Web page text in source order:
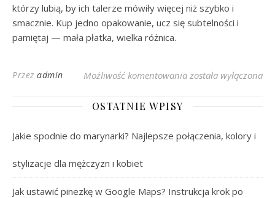
którzy lubią, by ich talerze mówiły więcej niż szybko i
smacznie. Kup jedno opakowanie, ucz się subtelności i
pamiętaj — mała płatka, wielka różnica.
Przez admin Możliwość komentowania Sól Maldon: Sekrety
została wyłączona
OSTATNIE WPISY
Jakie spodnie do marynarki? Najlepsze połączenia, kolory i
stylizacje dla mężczyzn i kobiet
Jak ustawić pinezkę w Google Maps? Instrukcja krok po